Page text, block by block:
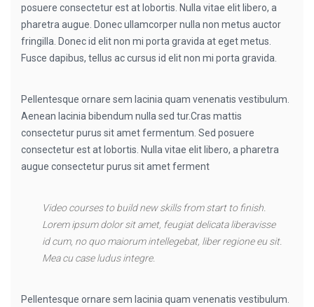
posuere consectetur est at lobortis. Nulla vitae elit libero, a
pharetra augue. Donec ullamcorper nulla non metus auctor
fringilla. Donec id elit non mi porta gravida at eget metus.
Fusce dapibus, tellus ac cursus id elit non mi porta gravida.
Pellentesque ornare sem lacinia quam venenatis vestibulum.
Aenean lacinia bibendum nulla sed tur.Cras mattis
consectetur purus sit amet fermentum. Sed posuere
consectetur est at lobortis. Nulla vitae elit libero, a pharetra
augue consectetur purus sit amet ferment
Video courses to build new skills from start to finish.
Lorem ipsum dolor sit amet, feugiat delicata liberavisse
id cum, no quo maiorum intellegebat, liber regione eu sit.
Mea cu case ludus integre.
Pellentesque ornare sem lacinia quam venenatis vestibulum.